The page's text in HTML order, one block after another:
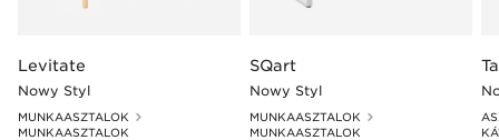
Levitate
Nowy Styl
MUNKAASZTALOK
MUNKAASZTALOK
SQart
Nowy Styl
MUNKAASZTALOK
MUNKAASZTALOK